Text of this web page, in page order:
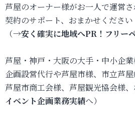
芦屋のオーナー様がお一人で運営
契約のサポート、おまかせください
（→安く確実に地域へPR！フリー
芦屋・神戸・大阪の大手・中小企
企画設営代行や芦屋市様、市立芦
芦屋市商工会様、芦屋観光協会様
イベント企画業務実績へ）